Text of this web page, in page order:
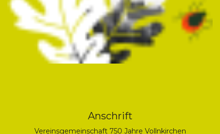
Anschrift
Vereinsgemeinschaft 750 Jahre Vollnkirchen